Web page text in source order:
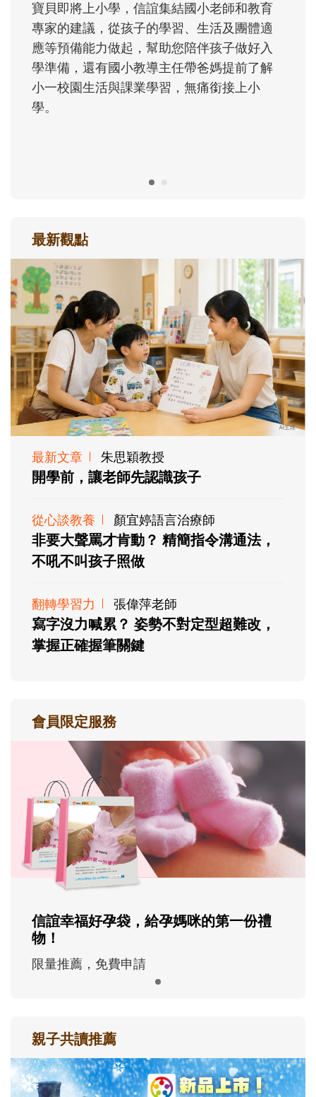
最新觀點
最新文章 朱思穎教授
開學前，讓老師先認識孩子
從心談教養 顏宜婷語言治療師
非要大聲罵才肯動？ 精簡指令溝通法，
不吼不叫孩子照做
翻轉學習力 張偉萍老師
寫字沒力喊累？ 姿勢不對定型超難改，
掌握正確握筆關鍵
會員限定服務
信誼幸福好孕袋，給孕媽咪的第一份禮
物！
限量推薦，免費申請
親子共讀推薦